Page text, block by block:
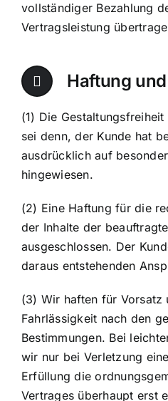
vollständiger Bezahlung
Vertragsleistung
Haftung
(1) Die
sei denn, der Kunde hat
ausdrücklich auf
hingewiesen.
(2) Eine Haftung für die
der Inhalte der
ausgeschlossen. Der
daraus entstehenden
(3) Wir haften für Vorsatz
Fahrlässigkeit nach den
Bestimmungen. Bei
wir nur bei Verletzung
Erfüllung die
Vertrages überhaupt erst